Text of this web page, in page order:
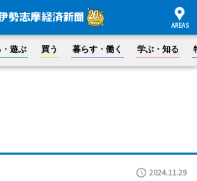
・遊ぶ 買う 暮らす・働く 学ぶ・知る
2024.11.29